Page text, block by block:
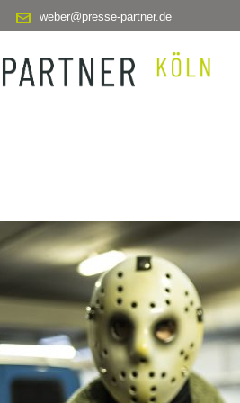
weber@presse-partner.de